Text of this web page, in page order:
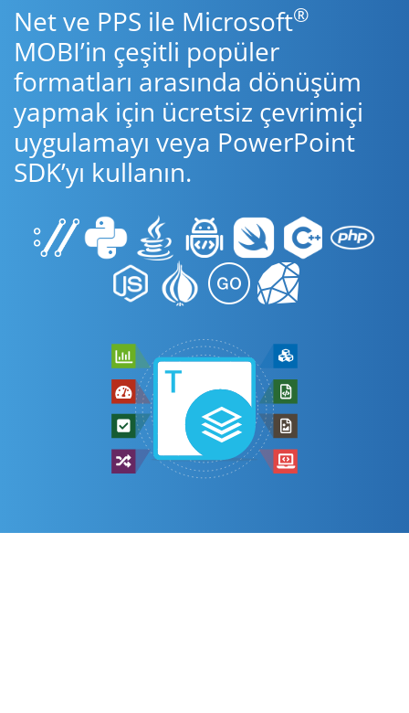
Net ve PPS ile Microsoft®
MOBI’in çeşitli popüler
formatları arasında dönüşüm
yapmak için ücretsiz çevrimiçi
uygulamayı veya PowerPoint
SDK’yı kullanın.